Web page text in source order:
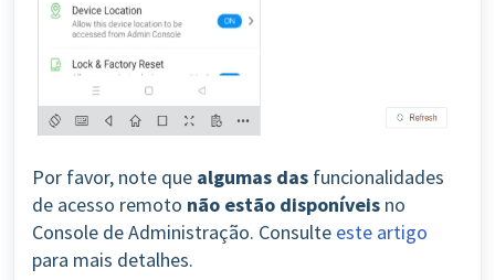
Por favor, note que algumas das funcionalidades
de acesso remoto não estão disponíveis no
Console de Administração. Consulte este artigo
para mais detalhes.